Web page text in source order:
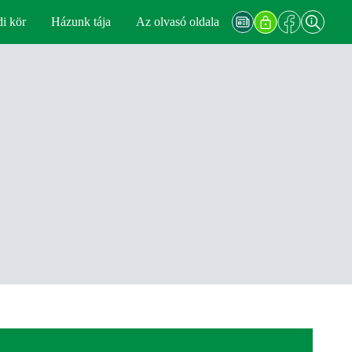
kör Házunk tája Az olvasó oldala